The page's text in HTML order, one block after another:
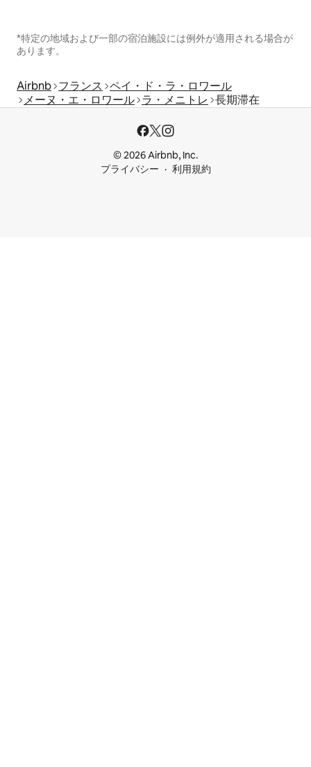
*特定の地域および一部の宿泊施設には例外が適用される場合が
あります。
Airbnb フランス ペイ・ド・ラ・ロワール
メーヌ・エ・ロワール ラ・メニトレ 長期滞在
© 2026 Airbnb, Inc.
プライバシー
利用規約